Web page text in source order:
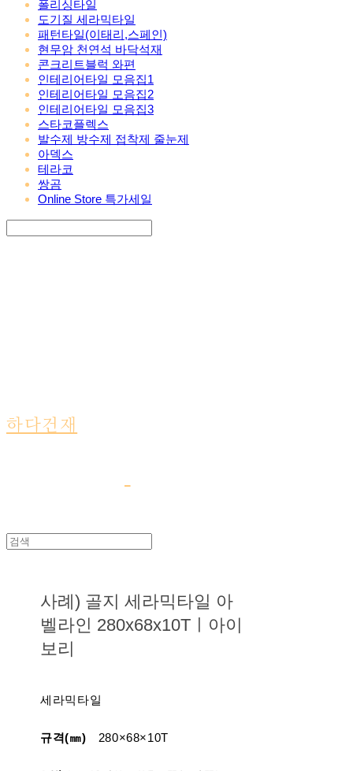
폴리싱타일
도기질 세라믹타일
패턴타일(이태리,스페인)
현무암 천연석 바닥석재
콘크리트블럭 와편
인테리어타일 모음집1
인테리어타일 모음집2
인테리어타일 모음집3
스타코플렉스
발수제 방수제 접착제 줄눈제
아덱스
테라코
쌍곰
Online Store 특가세일
하다건재
사례) 골지 세라믹타일 아
벨라인 280x68x10Tㅣ아이
보리
세라믹타일
규격(㎜) 280×68×10T